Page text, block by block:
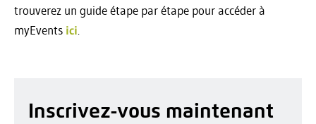
trouverez un guide étape par étape pour accéder à
myEvents ici
Inscrivez-vous maintenant